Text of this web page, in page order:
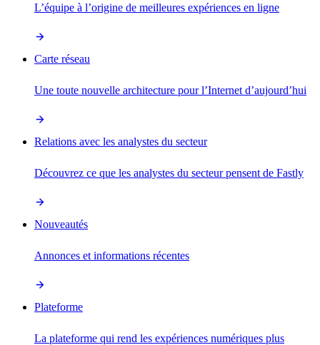
L’équipe à l’origine de meilleures expériences en ligne
Carte réseau
Une toute nouvelle architecture pour l’Internet d’aujourd’hui
Relations avec les analystes du secteur
Découvrez ce que les analystes du secteur pensent de Fastly
Nouveautés
Annonces et informations récentes
Plateforme
La plateforme qui rend les expériences numériques plus